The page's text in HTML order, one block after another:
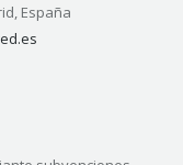
España